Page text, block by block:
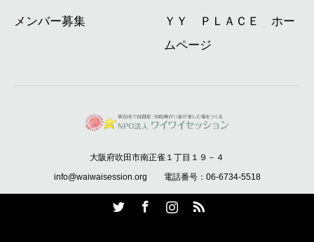
メンバー募集
ＹＹ ＰＬＡＣＥ ホー
ムページ
大阪府吹田市南正雀１丁目１９－４
info@waiwaisession.org 電話番号：06-6734-5518